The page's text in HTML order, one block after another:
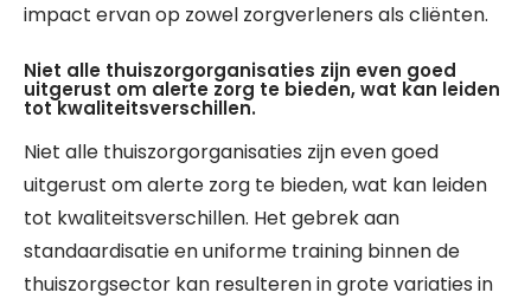
impact ervan op zowel zorgverleners als cliënten.
Niet alle thuiszorgorganisaties zijn even goed
uitgerust om alerte zorg te bieden, wat kan leiden
tot kwaliteitsverschillen.
Niet alle thuiszorgorganisaties zijn even goed
uitgerust om alerte zorg te bieden, wat kan leiden
tot kwaliteitsverschillen. Het gebrek aan
standaardisatie en uniforme training binnen de
thuiszorgsector kan resulteren in grote variaties in